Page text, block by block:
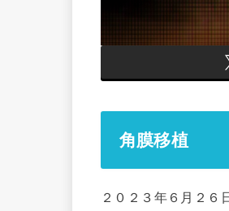
角膜移植
２０２３年６月２６